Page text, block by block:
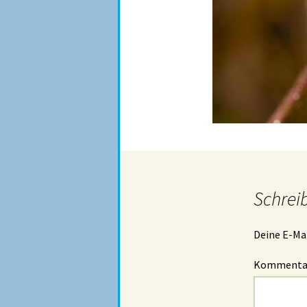
Deine E-